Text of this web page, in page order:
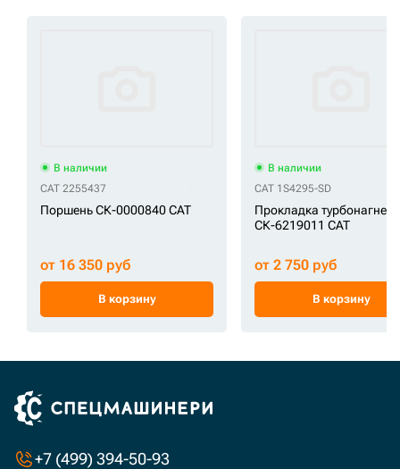
В наличии
CAT 2255437
Поршень СК-0000840 CAT
от 16 350 руб
В корзину
В наличии
CAT 1S4295-SD
Прокладка
СК-6219011 CAT
от 2 750 руб
В корзину
+7 (499) 394-50-93